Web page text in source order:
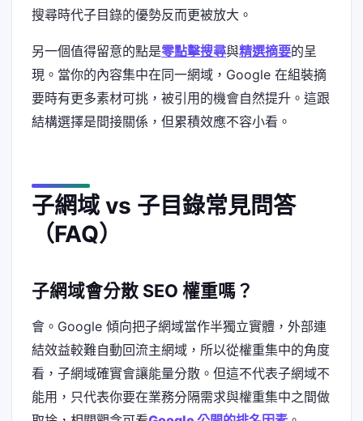
搜尋時代子目錄的優勢反而更被放大。
另一個值得留意的點是零點擊搜尋與精選摘要的呈
現。當你的內容集中在同一網域，Google 在組裝摘
要時有更多素材可挑，被引用的機會自然提升。這跟
結構選擇是間接關係，但累積效應不容小看。
子網域 vs 子目錄常見問答
（FAQ）
子網域會分散 SEO 權重嗎？
會。Google 傾向把子網域當作半獨立實體，外部連
結效益較難自動回流主網域，所以從權重集中的角度
看，子網域確實會讓能量分散。但這不代表子網域不
能用，只代表你要在業務分隔需求與權重集中之間做